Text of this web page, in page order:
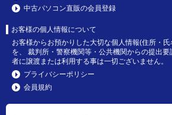
中古パソコン直販の会員登録
お客様の個人情報について
お客様からお預かりした大切な個人情報(住所・
を、 裁判所・警察機関等・公共機関からの提出
者に譲渡または利用する事は一切ございません。
プライバシーポリシー
会員規約